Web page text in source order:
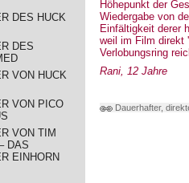
Höhepunkt der
Wiedergabe von
Einfältigkeit derer
weil im Film direkt
Verlobungsring
Rani, 12 Jahre
Dauerhafter,
DES HUCK
DES
VON HUCK
VON PICO
VON TIM
DAS
EINHORN